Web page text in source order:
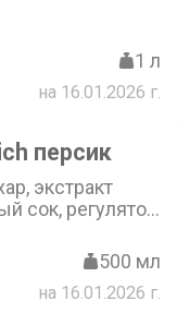
1 л
на 16.01.2026 г.
персик
экстракт
сок, регулятор
500 мл
на 16.01.2026 г.